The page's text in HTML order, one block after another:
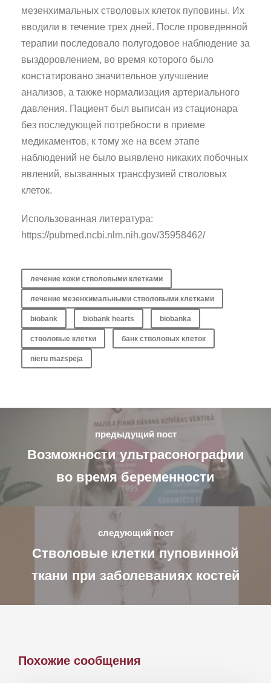
мезенхимальных стволовых клеток пуповины. Их
вводили в течение трех дней. После проведенной
терапии последовало полугодовое наблюдение за
выздоровлением, во время которого было
констатировано значительное улучшение
анализов, а также нормализация артериального
давления. Пациент был выписан из стационара
без последующей потребности в приеме
медикаментов, к тому же на всем этапе
наблюдений не было выявлено никаких побочных
явлений, вызванных трансфузией стволовых
клеток.
Использованная литература:
https://pubmed.ncbi.nlm.nih.gov/35958462/
лечение кожи стволовыми клетками
лечение мезенхимальными стволовыми клетками
biobank biobank hearts biobanka
стволовые клетки банк стволовых клеток
nieru mazspēja
предыдущий пост
Возможности ультрасонографии
во время беременности
следующий пост
Стволовые клетки пуповинной
ткани при заболеваниях костей
Похожие сообщения